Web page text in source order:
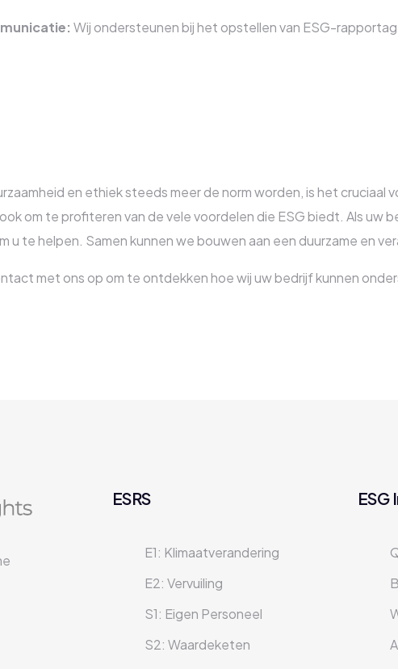
Wij ondersteunen bij het opstellen van ESG-
en ethiek steeds meer de norm worden, is het
om te profiteren van de vele voordelen die ESG biedt. Als uw
u te helpen. Samen kunnen we bouwen aan een duurzame en
met ons op om te ontdekken hoe wij uw bedrijf kunnen
ESRS
E1: Klimaatverandering
E2: Vervuiling
S1: Eigen Personeel
S2: Waardeketen
ESG